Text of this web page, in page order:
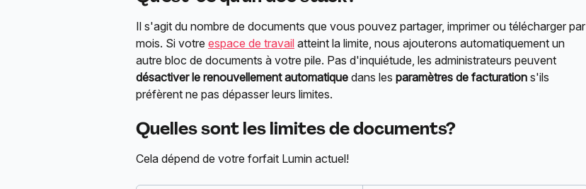
Il s'agit du nombre de documents que vous pouvez partager, imprimer ou télécharger par
mois. Si votre espace de travail atteint la limite, nous ajouterons automatiquement un
autre bloc de documents à votre pile. Pas d'inquiétude, les administrateurs peuvent
désactiver le renouvellement automatique dans les paramètres de facturation s'ils
préfèrent ne pas dépasser leurs limites.
Quelles sont les limites de documents?
Cela dépend de votre forfait Lumin actuel!